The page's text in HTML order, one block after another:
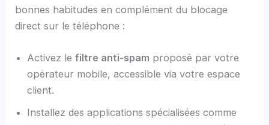
bonnes habitudes en complément du blocage
direct sur le téléphone :
Activez lefiltre anti-spam proposé par votre
opérateur mobile, accessible via votre espace
client.
Installez des applications spécialisées comme